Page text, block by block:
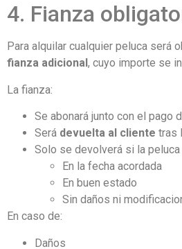
4. Fianza
Para alquilar cualquier peluca será
fianza adicional , cuyo importe se
La fianza:
Se abonará junto con el pago
Será devuelta al cliente tras
Solo se devolverá si la peluca
En la fecha acordada
En buen estado
Sin daños ni
En caso de:
Daños